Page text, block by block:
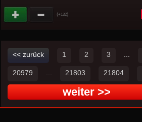
(+132)
<< zurück 1 2 3
20979 21803 21804
weiter >>